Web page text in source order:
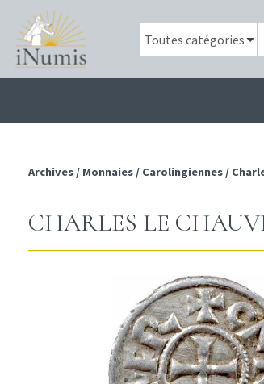
Archives / Monnaies / Carolingiennes /
CHARLES LE